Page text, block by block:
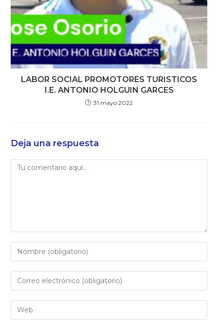
LABOR SOCIAL PROMOTORES TURISTICOS
I.E. ANTONIO HOLGUIN GARCES
31 mayo 2022
Deja una respuesta